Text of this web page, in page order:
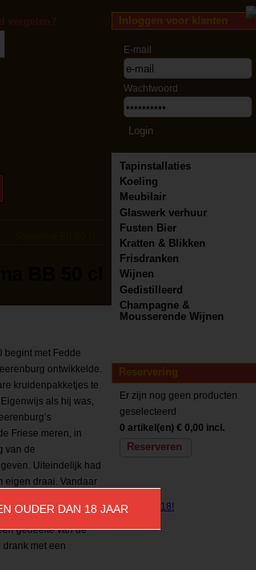
Inloggen voor klanten
E-mail
Wachtwoord
vergeten?
begint met Fedde
ontwikkelde.
kruidenpakketjes te
als hij was,
Friese meren, in
van de
Uiteindelijk had
eigen draai. Vandaar
24 uur op jenever.
gedeelte van de
met een
Tapinstallaties
Koeling
Meubilair
Glaswerk verhuur
Fusten Bier
Kratten & Blikken
Frisdranken
Wijnen
Gedistilleerd
Champagne &
Mousserende Wijnen
Reservering
Er zijn nog geen producten
geselecteerd
0 artikel(en) € 0,00 incl.
Reserveren
OUDER DAN 18 JAAR